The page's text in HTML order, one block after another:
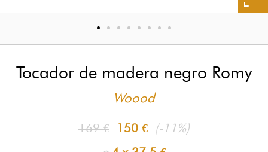
Tocador de madera negro Romy
Woood
169 € 150 € (-11%)